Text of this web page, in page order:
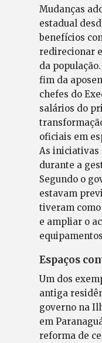
Mudanças
estadual
benefícios
redirecionar
da
fim da
chefes do
salários do
oficiais em
As
durante a
Segundo o
estavam
tiveram
e ampliar o
Espaços
Um dos
antiga
governo na
em
reforma de